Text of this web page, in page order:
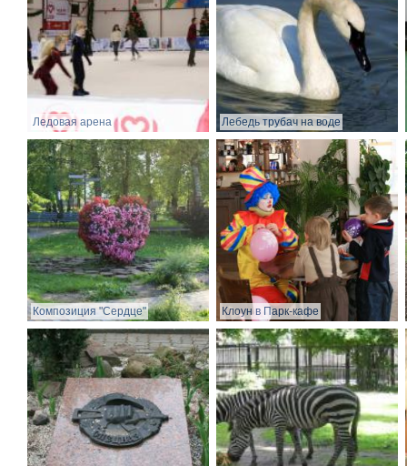
Ледовая арена Лебедь трубач на воде
Композиция "Сердце" Клоун в Парк-кафе